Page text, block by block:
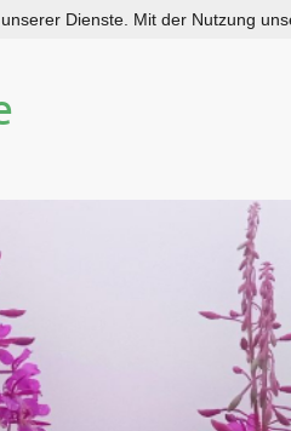
Dienste. Mit der Nutzung